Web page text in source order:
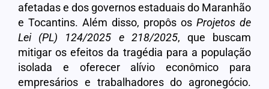
afetadas e dos governos estaduais do Maranhão
e Tocantins. Além disso, propôs os Projetos de
Lei (PL) 124/2025 e 218/2025, que buscam
mitigar os efeitos da tragédia para a população
isolada e oferecer alívio econômico para
empresários e trabalhadores do agronegócio.